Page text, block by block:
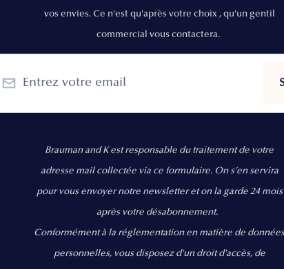
vos envies. Ce n'est qu'après votre choix , qu'un gentil
commercial vous contactera.
Brauman and K est responsable du traitement de votre
adresse mail collectée via ce formulaire. On s’en servira
pour vous envoyer notre newsletter et on la garde 24 mois
après votre désabonnement.
Conformément à la réglementation en matière de données
personnelles, vous disposez d'un droit d'accès, de